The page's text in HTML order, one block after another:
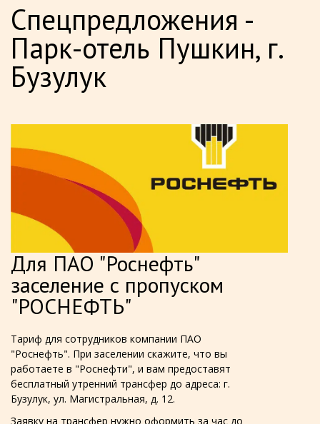
Спецпредложения -
Парк-отель Пушкин, г.
Бузулук
Для ПАО "Роснефть"
заселение с пропуском
"РОСНЕФТЬ"
Тариф для сотрудников компании ПАО
"Роснефть". При заселении скажите, что вы
работаете в "Роснефти", и вам предоставят
бесплатный утренний трансфер до адреса: г.
Бузулук, ул. Магистральная, д. 12.
Заявку на трансфер нужно оформить за час до